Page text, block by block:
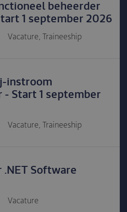
beheerder
1 september 2026
Vacature, Traineeship
instroom
- Start 1 september
Vacature, Traineeship
Software
Vacature